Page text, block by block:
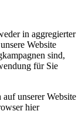
in aggregierter
Website
sind,
für Sie
unserer Website
hier